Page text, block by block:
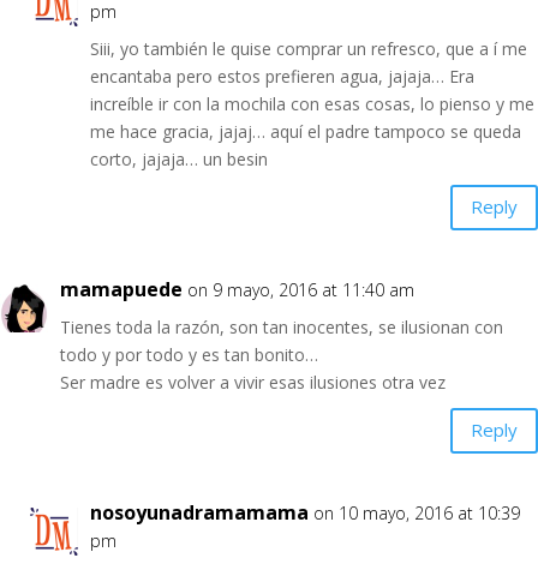
pm
Siii, yo también le quise comprar un refresco, que a í me
encantaba pero estos prefieren agua, jajaja… Era
increíble ir con la mochila con esas cosas, lo pienso y me
me hace gracia, jajaj… aquí el padre tampoco se queda
corto, jajaja… un besin
Reply
mamapuede on 9 mayo, 2016 at 11:40 am
Tienes toda la razón, son tan inocentes, se ilusionan con
todo y por todo y es tan bonito…
Ser madre es volver a vivir esas ilusiones otra vez
Reply
nosoyunadramamama on 10 mayo, 2016 at 10:39
pm